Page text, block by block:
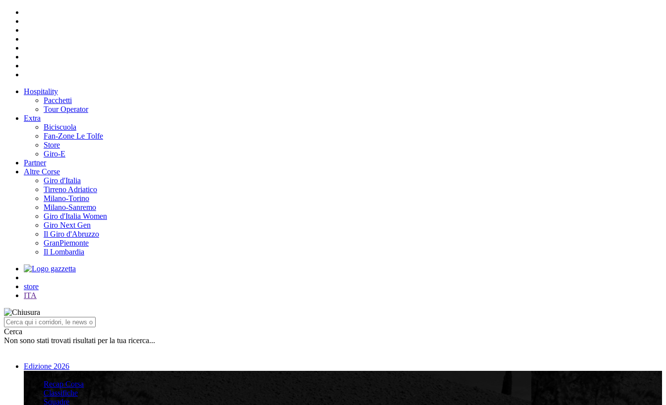
Hospitality
Pacchetti
Tour Operator
Extra
Biciscuola
Fan-Zone Le Tolfe
Store
Giro-E
Partner
Altre Corse
Giro d'Italia
Tirreno Adriatico
Milano-Torino
Milano-Sanremo
Giro d'Italia Women
Giro Next Gen
Il Giro d'Abruzzo
GranPiemonte
Il Lombardia
store
ITA
Cerca
Non sono stati trovati risultati per la tua ricerca...
Edizione 2026
Recap Corsa
Classifiche
Squadre